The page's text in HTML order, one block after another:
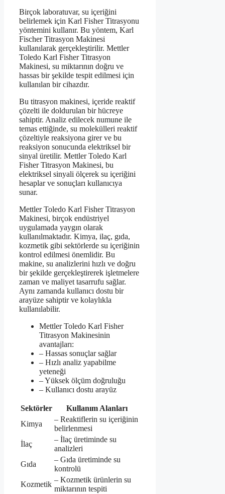
Birçok laboratuvar, su içeriğini
belirlemek için Karl Fisher Titrasyonu
yöntemini kullanır. Bu yöntem, Karl
Fischer Titrasyon Makinesi
kullanılarak gerçekleştirilir. Mettler
Toledo Karl Fisher Titrasyon
Makinesi, su miktarının doğru ve
hassas bir şekilde tespit edilmesi için
kullanılan bir cihazdır.
Bu titrasyon makinesi, içeride reaktif
çözelti ile doldurulan bir hücreye
sahiptir. Analiz edilecek numune ile
temas ettiğinde, su molekülleri reaktif
çözeltiyle reaksiyona girer ve bu
reaksiyon sonucunda elektriksel bir
sinyal üretilir. Mettler Toledo Karl
Fisher Titrasyon Makinesi, bu
elektriksel sinyali ölçerek su içeriğini
hesaplar ve sonuçları kullanıcıya
sunar.
Mettler Toledo Karl Fisher Titrasyon
Makinesi, birçok endüstriyel
uygulamada yaygın olarak
kullanılmaktadır. Kimya, ilaç, gıda,
kozmetik gibi sektörlerde su içeriğinin
kontrol edilmesi önemlidir. Bu
makine, su analizlerini hızlı ve doğru
bir şekilde gerçekleştirerek işletmelere
zaman ve maliyet tasarrufu sağlar.
Aynı zamanda kullanıcı dostu bir
arayüze sahiptir ve kolaylıkla
kullanılabilir.
Mettler Toledo Karl Fisher
Titrasyon Makinesinin
avantajları:
– Hassas sonuçlar sağlar
– Hızlı analiz yapabilme
yeteneği
– Yüksek ölçüm doğruluğu
– Kullanıcı dostu arayüz
Sektörler
Kullanım Alanları
Kimya
– Reaktiflerin su içeriğinin
belirlenmesi
İlaç
– İlaç üretiminde su
analizleri
Gıda
– Gıda üretiminde su
kontrolü
Kozmetik
– Kozmetik ürünlerin su
miktarının tespiti